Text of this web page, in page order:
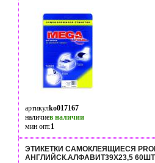
артикулko017167
наличиев наличии
мин опт.1
ЭТИКЕТКИ САМОКЛЕЯЩИЕСЯ
АНГЛИЙСК.АЛФАВИТ39Х23,5